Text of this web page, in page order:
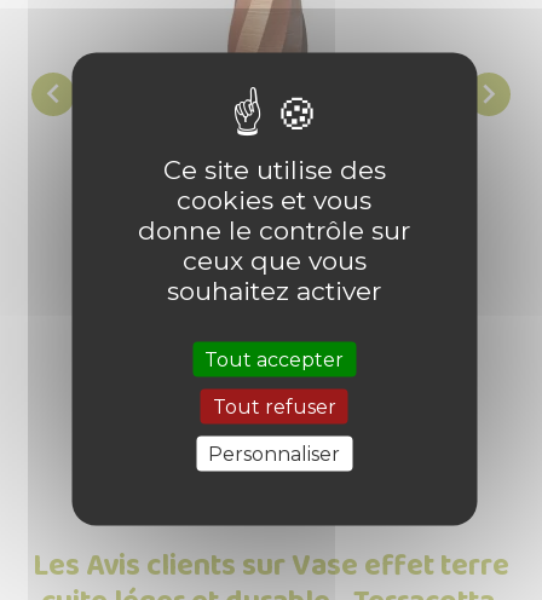

Vase design haut Aérium
Prix
19,80 € 
3avis

Les Avis clients sur Vase effet terre
Ce site utilise des
cookies et vous
donne le contrôle sur
ceux que vous
souhaitez activer
Tout accepter
Tout refuser
Personnaliser